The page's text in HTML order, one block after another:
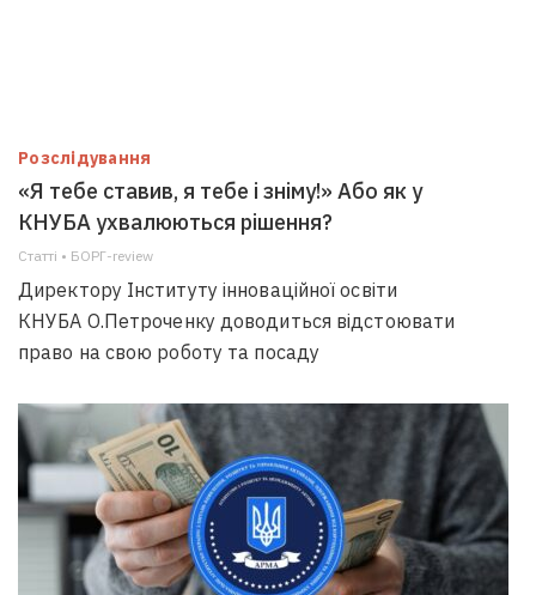
Розслідування
«Я тебе ставив, я тебе і зніму!» Або як у
КНУБА ухвалюються рішення?
Статті • БОРГ-review
Директору Інституту інноваційної освіти
КНУБА О.Петроченку доводиться відстоювати
право на свою роботу та посаду